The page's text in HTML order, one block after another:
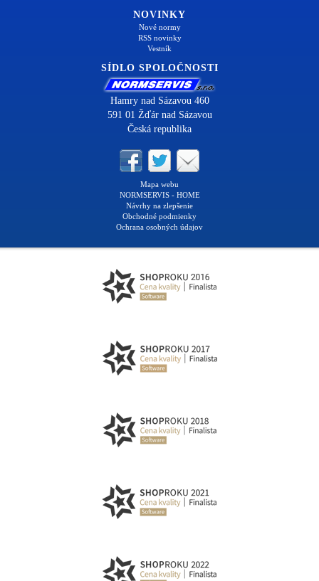
NOVINKY
Nové normy
RSS novinky
Vestník
SÍDLO SPOLOČNOSTI
Hamry nad Sázavou 460
591 01 Žďár nad Sázavou
Česká republika
Mapa webu
NORMSERVIS - HOME
Návrhy na zlepšenie
Obchodné podmienky
Ochrana osobných údajov